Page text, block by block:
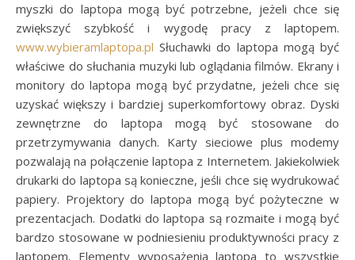
myszki do laptopa mogą być potrzebne, jeżeli chce się
zwiększyć szybkość i wygodę pracy z laptopem.
www.wybieramlaptopa.pl Słuchawki do laptopa mogą być
właściwe do słuchania muzyki lub oglądania filmów. Ekrany i
monitory do laptopa mogą być przydatne, jeżeli chce się
uzyskać większy i bardziej superkomfortowy obraz. Dyski
zewnętrzne do laptopa mogą być stosowane do
przetrzymywania danych. Karty sieciowe plus modemy
pozwalają na połączenie laptopa z Internetem. Jakiekolwiek
drukarki do laptopa są konieczne, jeśli chce się wydrukować
papiery. Projektory do laptopa mogą być pożyteczne w
prezentacjach. Dodatki do laptopa są rozmaite i mogą być
bardzo stosowane w podniesieniu produktywności pracy z
laptopem. Elementy wyposażenia laptopa to wszystkie